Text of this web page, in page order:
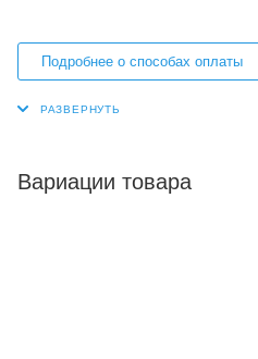
Подробнее о способах оплаты
Вариации товара